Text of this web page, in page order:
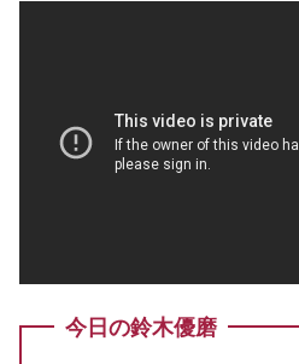
今日の鈴木優磨